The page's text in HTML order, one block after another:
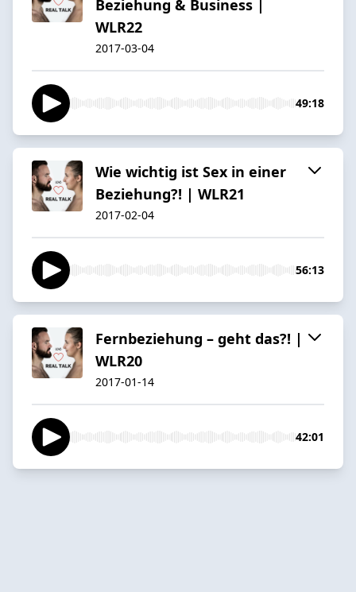
Beziehung & Business |
WLR22
2017-03-04
49:18
Wie wichtig ist Sex in einer
Beziehung?! | WLR21
2017-02-04
56:13
Fernbeziehung – geht das?! |
WLR20
2017-01-14
42:01